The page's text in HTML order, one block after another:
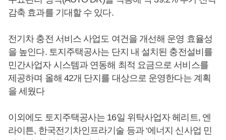
감축 효과를 기대할 수 있다.
전기차 충전 서비스 사업도 여건을 개선해 운영 효율성
을 높인다. 토지주택공사는 단지 내 설치된 충전설비를
민간사업자 시스템과 연동해 최적 요금으로 서비스를
제공하며 올해 42개 단지를 대상으로 운영한다는 계획
을 세웠다
이외에도 토지주택공사는 16일 위탁사업자 헤리트, 엔
라이튼, 한국전기차인프라기술 등과 ‘에너지 신사업 민